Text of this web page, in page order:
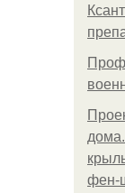
фен-